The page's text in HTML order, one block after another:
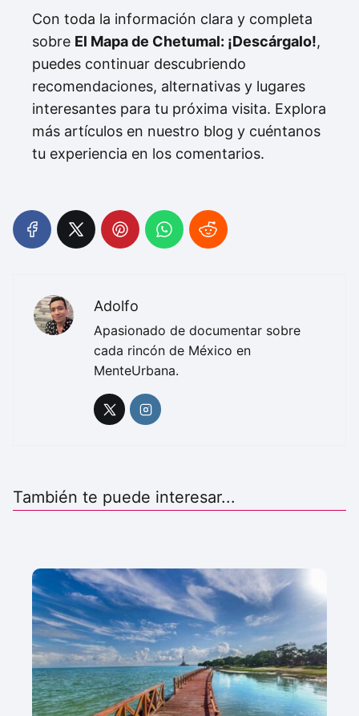
Con toda la información clara y completa
sobre El Mapa de Chetumal: ¡Descárgalo!,
puedes continuar descubriendo
recomendaciones, alternativas y lugares
interesantes para tu próxima visita. Explora
más artículos en nuestro blog y cuéntanos
tu experiencia en los comentarios.
Adolfo
Apasionado de documentar sobre
cada rincón de México en
MenteUrbana.
También te puede interesar...